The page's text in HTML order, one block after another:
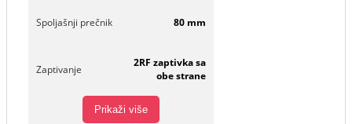
Spoljašnji prečnik 80 mm
Zaptivanje
2RF zaptivka sa
obe strane
Prikaži više